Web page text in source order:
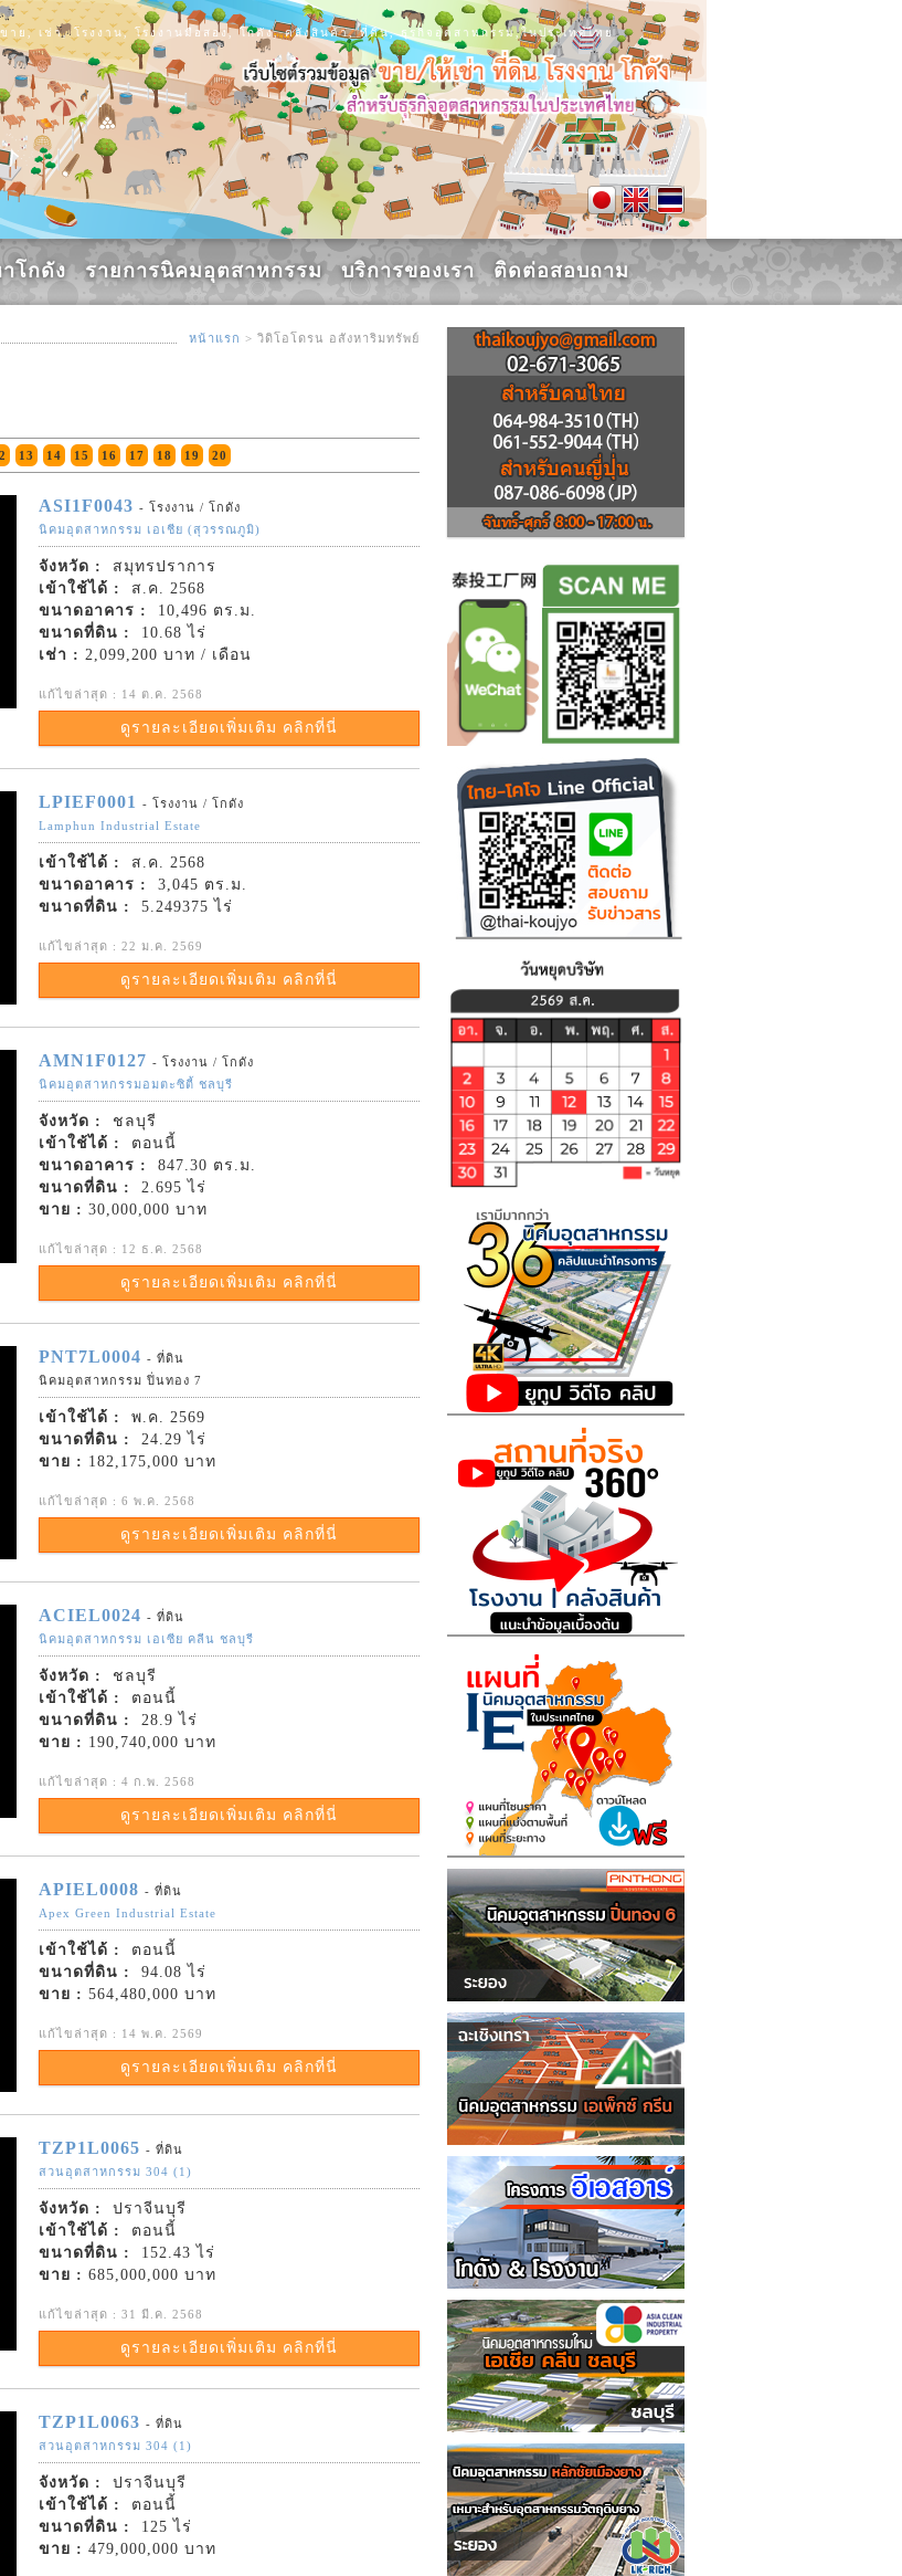
ย, เช่า, โรงงาน, โรงงานมือสอง, โกดัง, คลังสินค้า, ที่ดิน, ธุรกิจอุตสาหกรรม,ในประเทศไทย
โกดัง รายการนิคมอุตสาหกรรม บริการของเรา ติดต่อสอบถาม
หน้าแรก > วิดิโอโดรน อสังหาริมทรัพย์
13 14 15 16 17 18 19 20
ASI1F0043 - โรงงาน / โกดัง
นิคมอุตสาหกรรม เอเชีย (สุวรรณภูมิ)
จังหวัด :
สมุทรปราการ
เข้าใช้ได้ :
ส.ค. 2568
ขนาดอาคาร :
10,496 ตร.ม.
ขนาดที่ดิน :
10.68 ไร่
เช่า : 2,099,200 บาท / เดือน
แก้ไขล่าสุด : 14 ต.ค. 2568
ดูรายละเอียดเพิ่มเติม คลิกที่นี่
LPIEF0001
- โรงงาน / โกดัง
Lamphun Industrial Estate
เข้าใช้ได้ :
ส.ค. 2568
ขนาดอาคาร :
3,045 ตร.ม.
ขนาดที่ดิน :
5.249375 ไร่
แก้ไขล่าสุด : 22 ม.ค. 2569
ดูรายละเอียดเพิ่มเติม คลิกที่นี่
AMN1F0127 - โรงงาน / โกดัง
นิคมอุตสาหกรรมอมตะซิตี้ ชลบุรี
จังหวัด :
ชลบุรี
เข้าใช้ได้ :
ตอนนี้
ขนาดอาคาร :
847.30 ตร.ม.
ขนาดที่ดิน :
2.695 ไร่
ขาย : 30,000,000 บาท
แก้ไขล่าสุด : 12 ธ.ค. 2568
ดูรายละเอียดเพิ่มเติม คลิกที่นี่
PNT7L0004 - ที่ดิน
นิคมอุตสาหกรรม ปิ่นทอง 7
เข้าใช้ได้ :
พ.ค. 2569
ขนาดที่ดิน :
24.29 ไร่
ขาย : 182,175,000 บาท
แก้ไขล่าสุด : 6 พ.ค. 2568
ดูรายละเอียดเพิ่มเติม คลิกที่นี่
ACIEL0024 - ที่ดิน
นิคมอุตสาหกรรม เอเซีย คลีน ชลบุรี
จังหวัด :
ชลบุรี
เข้าใช้ได้ :
ตอนนี้
ขนาดที่ดิน :
28.9 ไร่
ขาย : 190,740,000 บาท
แก้ไขล่าสุด : 4 ก.พ. 2568
ดูรายละเอียดเพิ่มเติม คลิกที่นี่
APIEL0008 - ที่ดิน
Apex Green Industrial Estate
เข้าใช้ได้ :
ตอนนี้
ขนาดที่ดิน :
94.08 ไร่
ขาย : 564,480,000 บาท
แก้ไขล่าสุด : 14 พ.ค. 2569
ดูรายละเอียดเพิ่มเติม คลิกที่นี่
TZP1L0065 - ที่ดิน
สวนอุตสาหกรรม 304 (1)
จังหวัด :
ปราจีนบุรี
เข้าใช้ได้ :
ตอนนี้
ขนาดที่ดิน :
152.43 ไร่
ขาย : 685,000,000 บาท
แก้ไขล่าสุด : 31 มี.ค. 2568
ดูรายละเอียดเพิ่มเติม คลิกที่นี่
TZP1L0063 - ที่ดิน
สวนอุตสาหกรรม 304 (1)
จังหวัด :
ปราจีนบุรี
เข้าใช้ได้ :
ตอนนี้
ขนาดที่ดิน :
125 ไร่
ขาย : 479,000,000 บาท